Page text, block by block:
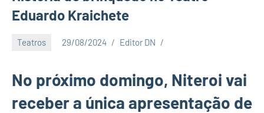
Eduardo Kraichete
Teatros 29/08/2024 Editor DN
No próximo domingo, Niteroi vai
receber a única apresentação de